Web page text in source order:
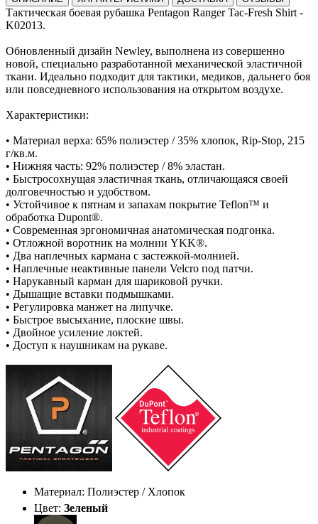
Тактическая боевая рубашка Pentagon Ranger Tac-Fresh Shirt -
K02013.
Обновленный дизайн Newley, выполнена из совершенно
новой, специально разработанной механической эластичной
ткани. Идеально подходит для тактики, медиков, дальнего боя
или повседневного использования на открытом воздухе.
Характеристики:
• Материал верха: 65% полиэстер / 35% хлопок, Rip-Stop, 215
г/кв.м.
• Нижняя часть: 92% полиэстер / 8% эластан.
• Быстросохнущая эластичная ткань, отличающаяся своей
долговечностью и удобством.
• Устойчивое к пятнам и запахам покрытие Teflon™ и
обработка Dupont®.
• Современная эргономичная анатомическая подгонка.
• Отложной воротник на молнии YKK®.
• Два наплечных кармана с застежкой-молнией.
• Наплечные неактивные панели Velcro под патчи.
• Нарукавный карман для шариковой ручки.
• Дышащие вставки подмышками.
• Регулировка манжет на липучке.
• Быстрое высыхание, плоские швы.
• Двойное усиление локтей.
• Доступ к наушникам на рукаве.
Материал: Полиэстер / Хлопок
Цвет: Зеленый